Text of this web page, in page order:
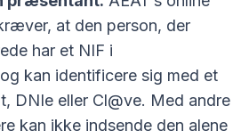
at den person, der
har et NIF i
kan identificere sig med et
DNIe eller Cl@ve. Med andre
kan ikke indsende den alene